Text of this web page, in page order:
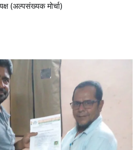
(अल्पसंख्यक मोर्चा)